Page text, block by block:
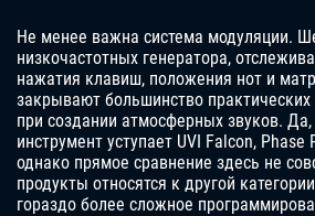
Не менее важна система модуляции.
низкочастотных генератора,
нажатия клавиш, положения нот и
закрывают большинство
при создании атмосферных звуков. Да,
инструмент уступает UVI Falcon,
однако прямое сравнение здесь не
продукты относятся к другой
гораздо более сложное